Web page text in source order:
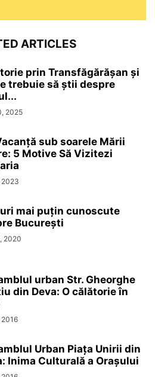
ARTICLES
prin Transfăgărășan și
trebuie să știi despre
2025
sub soarele Mării
5 Motive Să Vizitezi
2023
mai puțin cunoscute
București
2020
urban Str. Gheorghe
din Deva: O călătorie în
2016
Urban Piața Unirii din
Inima Culturală a Orașului